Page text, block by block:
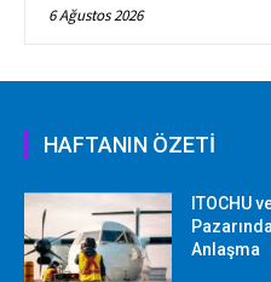
6 Ağustos 2026
HAFTANIN ÖZETİ
ITOCHU
Anlaşma